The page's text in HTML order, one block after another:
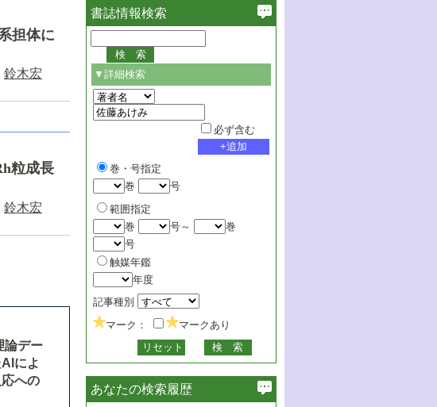
担体に
鈴木宏
粒成長
鈴木宏
論デー
によ
への
書誌情報検索
▼詳細検索
必ず含む
巻・号指定
巻
号
範囲指定
巻
号～
巻
号
触媒年鑑
年度
記事種別
マーク：
マークあり
あなたの検索履歴